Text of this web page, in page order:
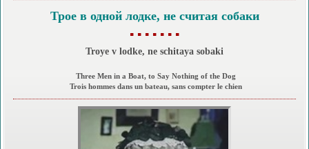
Трое в одной лодке, не считая собаки
▪ ▪ ▪ ▪ ▪ ▪ ▪
Troye v lodke, ne schitaya sobaki
Three Men in a Boat, to Say Nothing of the Dog
Trois hommes dans un bateau, sans compter le chien